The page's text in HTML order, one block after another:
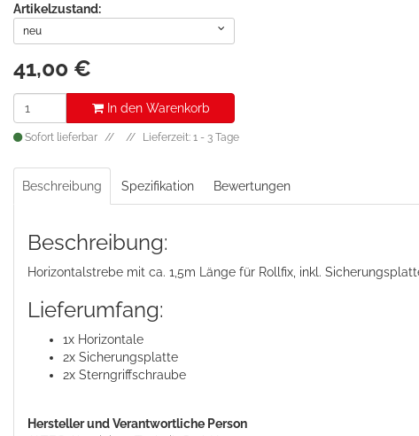
Artikelzustand:
neu
41,00 €
In den Warenkorb
Sofort lieferbar Lieferzeit: 1 - 3 Tage
Beschreibung Spezifikation Bewertungen
Beschreibung:
Horizontalstrebe mit ca. 1,5m Länge für Rollfix, inkl.
Lieferumfang:
1x Horizontale
2x Sicherungsplatte
2x Sterngriffschraube
Hersteller und Verantwortliche Person